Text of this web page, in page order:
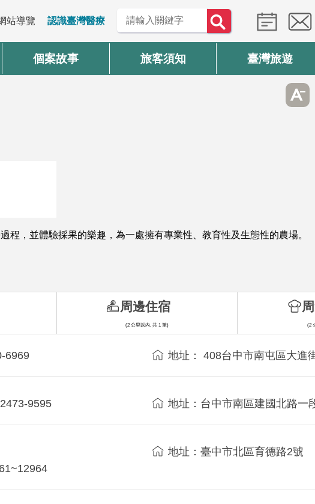
站導覽 認識臺灣醫療
個案故事 旅客須知 臺灣旅遊
，並體驗採果的樂趣，為一處擁有專業性、教育性及生態性的農場。
6969 地址： 408台中市南屯區大進
9595 地址：台中市南區建國北路一
地址：臺中市北區育德路2號
周邊住宿
(2 公里以內, 共 1 筆) (2